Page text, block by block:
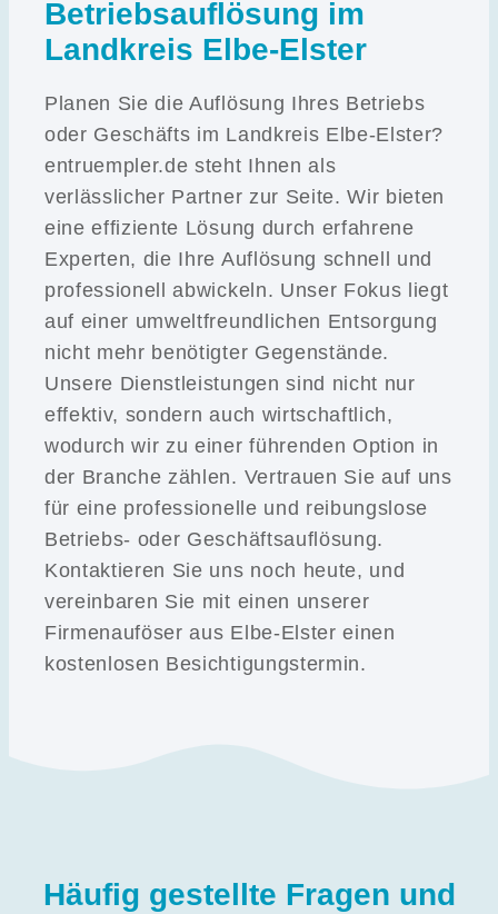
Betriebsauflösung im
Landkreis Elbe-Elster
Planen Sie die Auflösung Ihres Betriebs
oder Geschäfts im Landkreis Elbe-Elster?
entruempler.de steht Ihnen als
verlässlicher Partner zur Seite. Wir bieten
eine effiziente Lösung durch erfahrene
Experten, die Ihre Auflösung schnell und
professionell abwickeln. Unser Fokus liegt
auf einer umweltfreundlichen Entsorgung
nicht mehr benötigter Gegenstände.
Unsere Dienstleistungen sind nicht nur
effektiv, sondern auch wirtschaftlich,
wodurch wir zu einer führenden Option in
der Branche zählen. Vertrauen Sie auf uns
für eine professionelle und reibungslose
Betriebs- oder Geschäftsauflösung.
Kontaktieren Sie uns noch heute, und
vereinbaren Sie mit einen unserer
Firmenauföser aus Elbe-Elster einen
kostenlosen Besichtigungstermin.
Häufig gestellte Fragen und